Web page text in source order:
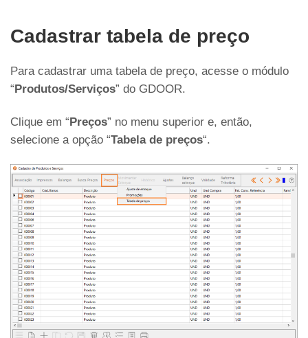
Cadastrar tabela de preço
Para cadastrar uma tabela de preço, acesse o módulo
“Produtos/Serviços” do GDOOR.
Clique em “Preços” no menu superior e, então,
selecione a opção “Tabela de preços“.